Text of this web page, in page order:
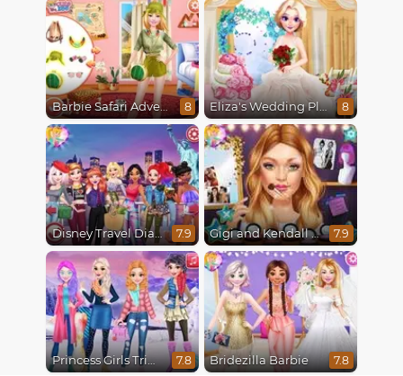
Barbie Safari Adventure 8 Eliza's Wedding Planner 8
Disney Travel Diaries: City Break 7.9 Gigi and Kendall BFFS 7.9
Princess Girls Trip To Aspen 7.8 Bridezilla Barbie 7.8